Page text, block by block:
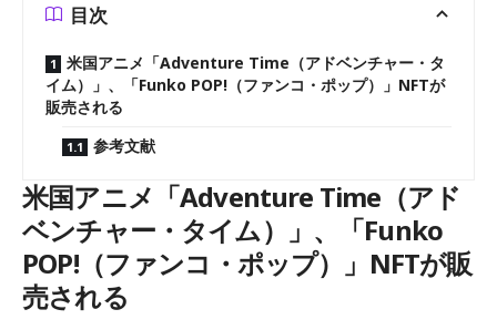
目次
米国アニメ「Adventure Time（アドベンチャー・タ
イム）」、「Funko POP!（ファンコ・ポップ）」NFTが
販売される
参考文献
米国アニメ「Adventure Time（アド
ベンチャー・タイム）」、「Funko
POP!（ファンコ・ポップ）」NFTが販
売される